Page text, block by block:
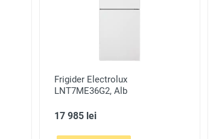
Frigider Electrolux
LNT7ME36G2, Alb
17 985 lei